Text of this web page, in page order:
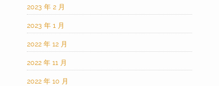
2023 年 2 月
2023 年 1 月
2022 年 12 月
2022 年 11 月
2022 年 10 月